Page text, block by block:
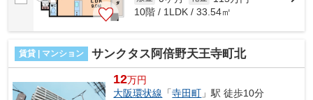
10階 / 1LDK / 33.54㎡
賃貸 | マンション サンクタス阿倍野天王寺町北
12万円
大阪環状線 「寺田町 」駅 徒歩10分